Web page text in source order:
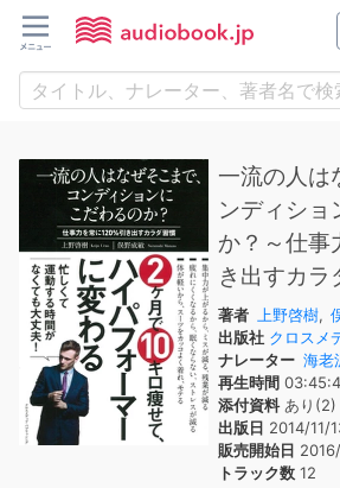
一流の人は
ンディショ
か？～仕事
き出すカラ
著者 上野啓樹,
出版社 クロスメ
ナレーター 海老
再生時間
添付資料あり(2)
出版日 2014/11/
販売開始日
トラック数 12